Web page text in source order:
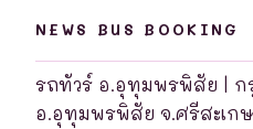
NEWS BUS BOOKING
รถทัวร์ อ.อุทุมพรพิสัย | ก
อ.อุทุมพรพิสัย จ.ศรีสะเก